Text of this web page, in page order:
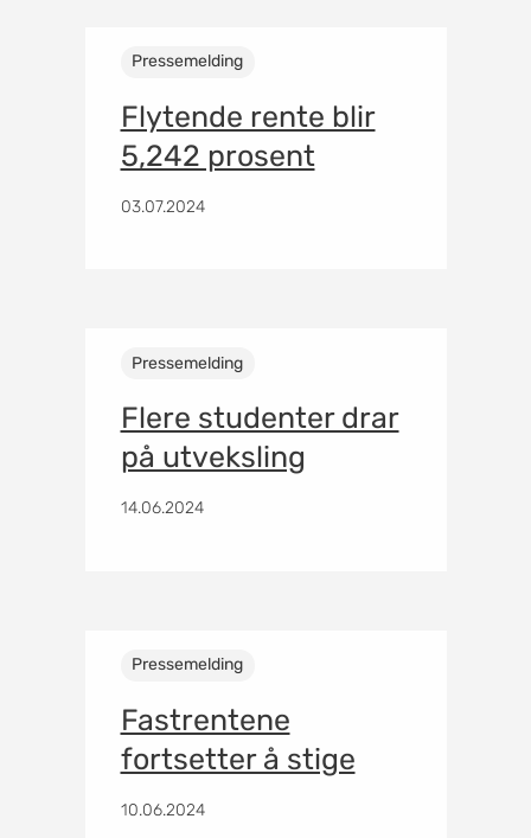
Pressemelding
Flytende rente blir
5,242 prosent
03.07.2024
Pressemelding
Flere studenter drar
på utveksling
14.06.2024
Pressemelding
Fastrentene
fortsetter å stige
10.06.2024